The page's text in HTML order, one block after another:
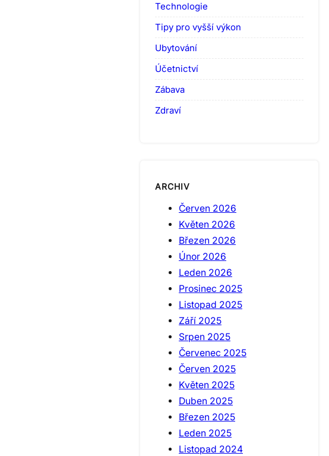
Technologie
Tipy pro vyšší výkon
Ubytování
Účetnictví
Zábava
Zdraví
ARCHIV
Červen 2026
Květen 2026
Březen 2026
Únor 2026
Leden 2026
Prosinec 2025
Listopad 2025
Září 2025
Srpen 2025
Červenec 2025
Červen 2025
Květen 2025
Duben 2025
Březen 2025
Leden 2025
Listopad 2024